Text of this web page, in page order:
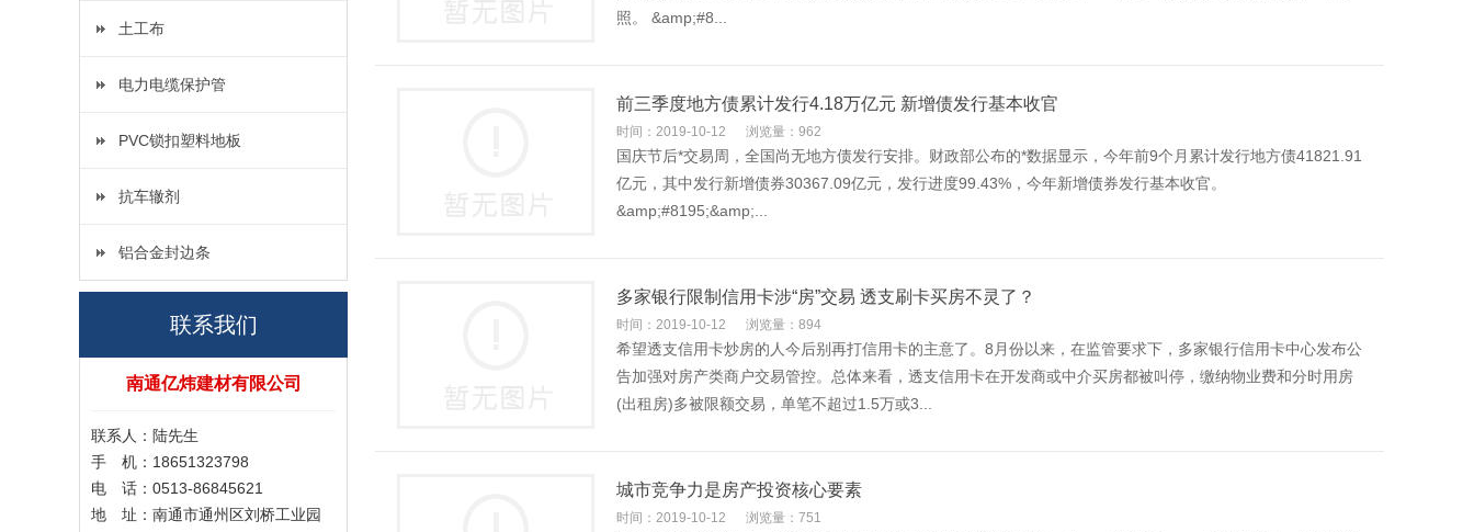
土工布
电力电缆保护管
PVC锁扣塑料地板
抗车辙剂
铝合金封边条
联系我们
南通亿炜建材有限公司
联系人：陆先生
手 机：18651323798
电 话：0513-86845621
地 址：南通市通州区刘桥工业园
照。 &amp;#8...
前三季度地方债累计发行4.18万亿元 新增债发行基本收官
时间：2019-10-12 浏览量：962
国庆节后*交易周，全国尚无地方债发行安排。财政部公布的*数据显示，今年前9个月累计发行地方债41821.91
亿元，其中发行新增债券30367.09亿元，发行进度99.43%，今年新增债券发行基本收官。
&amp;#8195;&amp;...
多家银行限制信用卡涉“房”交易 透支刷卡买房不灵了？
时间：2019-10-12 浏览量：894
希望透支信用卡炒房的人今后别再打信用卡的主意了。8月份以来，在监管要求下，多家银行信用卡中心发布公
告加强对房产类商户交易管控。总体来看，透支信用卡在开发商或中介买房都被叫停，缴纳物业费和分时用房
(出租房)多被限额交易，单笔不超过1.5万或3...
城市竞争力是房产投资核心要素
时间：2019-10-12 浏览量：751